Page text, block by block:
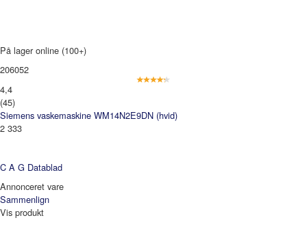
På lager online (100+)
206052
4,4
(45)
Siemens vaskemaskine WM14N2E9DN (hvid)
2 333
C A G Datablad
Annonceret vare
Sammenlign
Vis produkt